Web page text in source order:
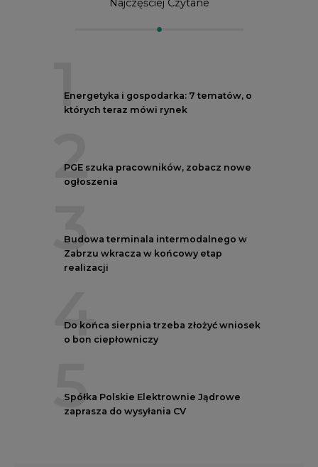
1
Energetyka i gospodarka: 7 tematów, o
których teraz mówi rynek
2
PGE szuka pracowników, zobacz nowe
ogłoszenia
3
Budowa terminala intermodalnego w
Zabrzu wkracza w końcowy etap
realizacji
4
Do końca sierpnia trzeba złożyć wniosek
o bon ciepłowniczy
5
Spółka Polskie Elektrownie Jądrowe
zaprasza do wysyłania CV